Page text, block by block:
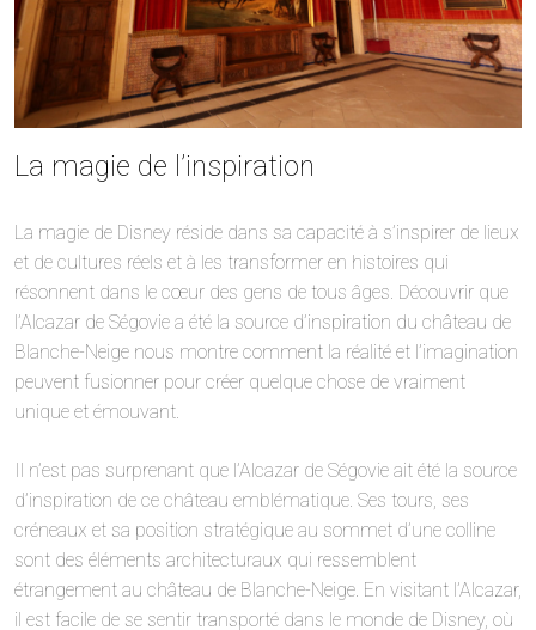
La magie de l’inspiration
La magie de Disney réside dans sa capacité à s’inspirer de lieux
et de cultures réels et à les transformer en histoires qui
résonnent dans le cœur des gens de tous âges. Découvrir que
l’Alcazar de Ségovie a été la source d’inspiration du château de
Blanche-Neige nous montre comment la réalité et l’imagination
peuvent fusionner pour créer quelque chose de vraiment
unique et émouvant.
Il n’est pas surprenant que l’Alcazar de Ségovie ait été la source
d’inspiration de ce château emblématique. Ses tours, ses
créneaux et sa position stratégique au sommet d’une colline
sont des éléments architecturaux qui ressemblent
étrangement au château de Blanche-Neige. En visitant l’Alcazar,
il est facile de se sentir transporté dans le monde de Disney, où